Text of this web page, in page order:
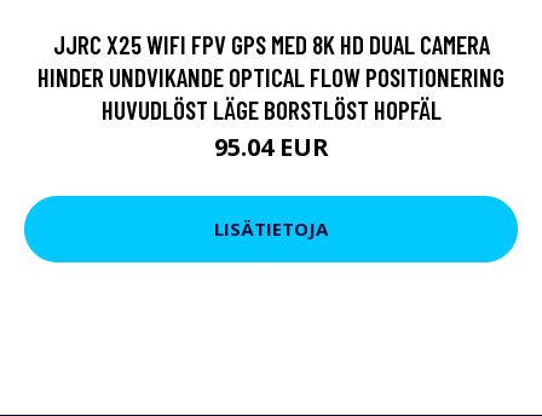
JJRC X25 WIFI FPV GPS MED 8K HD DUAL CAMERA
HINDER UNDVIKANDE OPTICAL FLOW POSITIONERING
HUVUDLÖST LÄGE BORSTLÖST HOPFÄL
95.04 EUR
LISÄTIETOJA